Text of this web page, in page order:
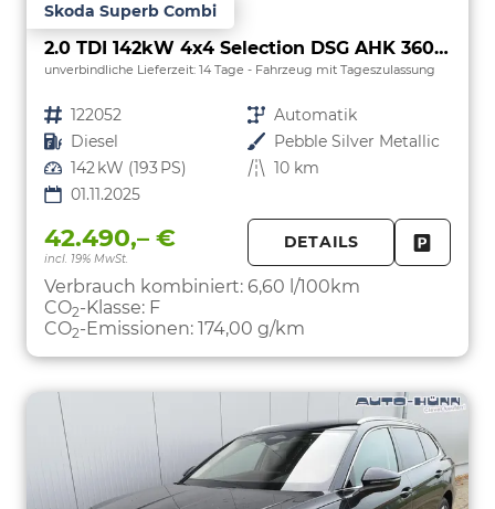
Skoda Superb Combi
2.0 TDI 142kW 4x4 Selection DSG AHK 360 Head Up Pano
unverbindliche Lieferzeit: 14 Tage Fahrzeug mit Tageszulassung
Fahrzeugnr. 122052 Getriebe Automatik
Kraftstoff Diesel Außenfarbe Pebble Silver Metallic
Leistung 142 kW (193 PS) Kilometerstand 10 km
01.11.2025
42.490,– €
incl. 19% MwSt.
DETAILS
Verbrauch kombiniert: 6,60 l/100km
CO2-Klasse: F
CO2-Emissionen: 174,00 g/km